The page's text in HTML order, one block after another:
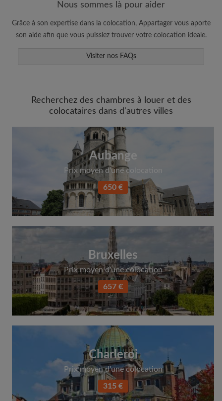
Faites une recherche selon ce qui vous
semble important
Consultez les chambres et les profils des
Sauvegardez vos recherches
Faites vos demandes de visites
Faites part aux propriétaires et aux
Nous sommes là pour aider
Grâce à son expertise dans la colocation, Appartager vous aporte
son aide afin que vous puissiez trouver votre colocation ideale.
Visiter nos FAQs
Recherchez des chambres à louer et des
colocataires dans d'autres villes
Aubange
Prix moyen d'une colocation
650 €
Bruxelles
Prix moyen d'une colocation
657 €
Charleroi
Prix moyen d'une colocation
315 €